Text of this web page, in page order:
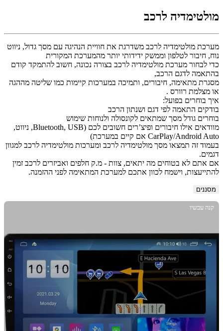
מולטימדיה לרכב
מערכת מולטימדיה לרכב משדרגת את חוויית הנהיגה עם מסך גדול, ניווט
כדי לבחור מערכת מולטימדיה לרכב בצורה נכונה, חשוב להתמקד קודם
מסגרת מתאימה, חיבורים, ותמיכה במערכות קיימות כמו שליטה מההגה
מוודאים אילו חיבורים ופיצ’רים חשובים לכם (Bluetooth, USB, ניווט,
בעמוד זה תמצאו מסך מולטימדיה לרכב ומערכות מולטימדיה לרכב למגוון
אם אתם לא בטוחים מה יתאים, צוות - מ.ק חלפים ואביזרים לרכב זמין
להתייעצות, וישמח לכוון אתכם למערכת המתאימה לפני ההזמנה.
מסננים
קנה עכשיו